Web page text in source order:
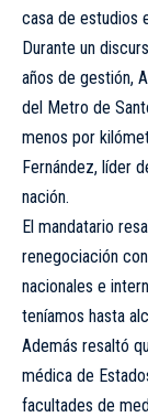
casa de estudios
Durante un
años de gestión,
del Metro de
menos por
Fernández, líder
nación.
El mandatario
renegociación
nacionales e
teníamos hasta
Además resaltó
médica de
facultades de